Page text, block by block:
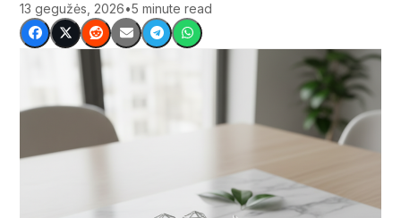
13 gegužės, 2026•5 minute read